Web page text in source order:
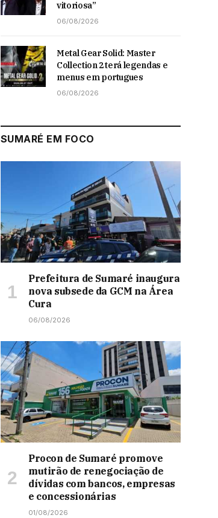
vitoriosa”
06/08/2026
Metal Gear Solid: Master
Collection 2 terá legendas e
menus em portugues
06/08/2026
SUMARÉ EM FOCO
Prefeitura de Sumaré inaugura
nova subsede da GCM na Área
Cura
06/08/2026
Procon de Sumaré promove
mutirão de renegociação de
dívidas com bancos, empresas
e concessionárias
01/08/2026